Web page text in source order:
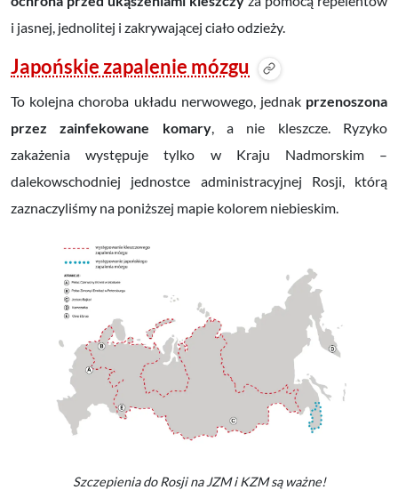
i jasnej, jednolitej i zakrywającej ciało odzieży.
Japońskie zapalenie mózgu
To kolejna choroba układu nerwowego, jednak przenoszona
przez zainfekowane komary, a nie kleszcze. Ryzyko
zakażenia występuje tylko w Kraju Nadmorskim–
dalekowschodniej jednostce administracyjnej Rosji, którą
zaznaczyliśmy na poniższej mapie kolorem niebieskim.
Szczepienia do Rosji na JZM i KZM są ważne!